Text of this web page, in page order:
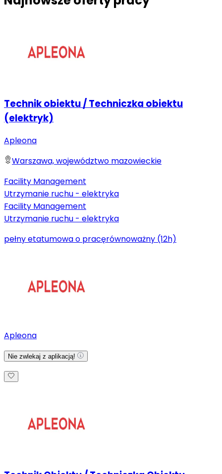
Technik obiektu / Techniczka obiektu
(elektryk)
Apleona
Warszawa, województwo mazowieckie
Facility Management
Utrzymanie ruchu - elektryka
Facility Management
Utrzymanie ruchu - elektryka
pełny etatumowa o pracęrównoważny (12h)
Apleona
Nie zwlekaj z aplikacją!